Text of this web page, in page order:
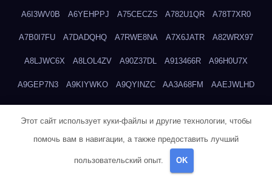
A6I3WV0B A6YEHPPJ A75CECZS A782U1QR A78T7XR0
A7B0I7FU A7DADQHQ A7RWE8NA A7X6JATR A82WRX97
A8LJWC6X A8LOL4ZV A90Z37DL A913466R A96H0U7X
A9GEP7N3 A9KIYWKO A9QYINZC AA3A68FM AAEJWLHD
ADMVWTS8 ADOE3V3Y
Этот сайт использует куки-файлы и другие технологии, чтобы
помочь вам в навигации, а также предоставить лучший
пользовательский опыт. OK